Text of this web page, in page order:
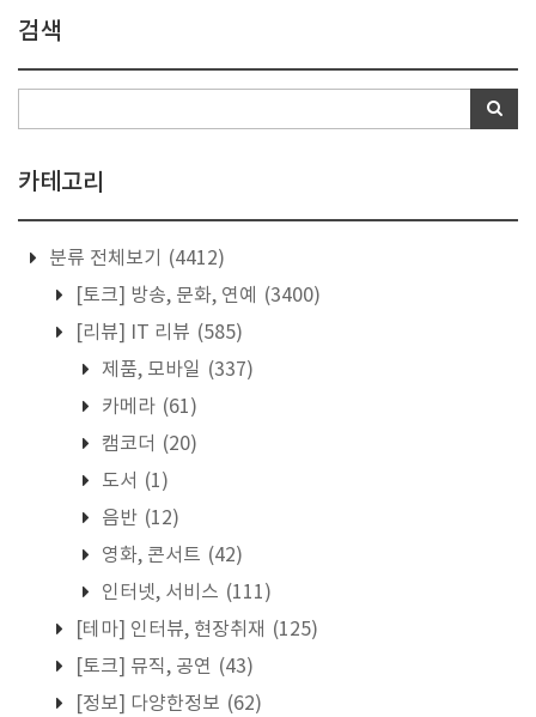
검색
카테고리
분류 전체보기
(4412)
[토크] 방송, 문화, 연예
(3400)
[리뷰] IT 리뷰 (585)
제품, 모바일 (337)
카메라 (61)
캠코더 (20)
도서 (1)
음반 (12)
영화, 콘서트 (42)
인터넷, 서비스 (111)
[테마] 인터뷰, 현장취재 (125)
[토크] 뮤직, 공연 (43)
[정보] 다양한정보 (62)